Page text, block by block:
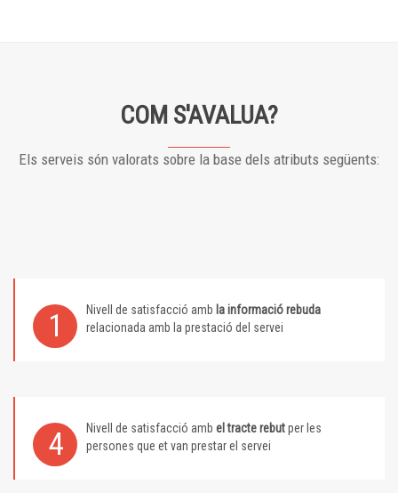
COM S'AVALUA?
Els serveis són valorats sobre la base dels atributs següents:
1 Nivell de satisfacció amb la informació rebuda
relacionada amb la prestació del servei
4 Nivell de satisfacció amb el tracte rebutper les
persones que et van prestar el servei